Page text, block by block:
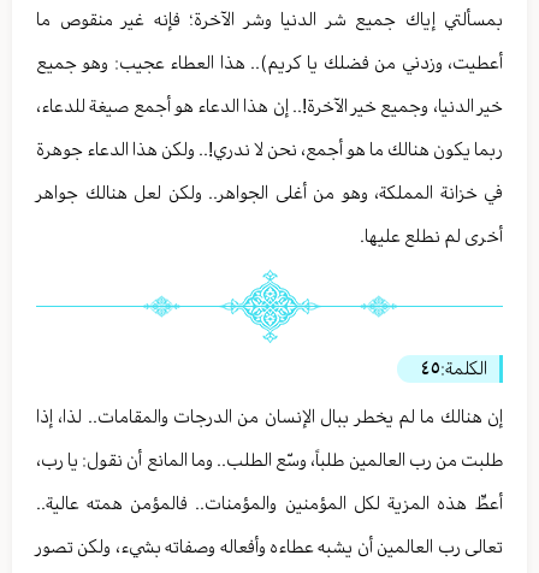
بمسألتي إياك جميع شر الدنيا وشر الآخرة؛ فإنه غير منقوص ما
أعطيت، وزدني من فضلك يا كريم).. هذا العطاء عجيب: وهو جميع
خير الدنيا، وجميع خير الآخرة!.. إن هذا الدعاء هو أجمع صيغة للدعاء،
ربما يكون هنالك ما هو أجمع، نحن لا ندري!.. ولكن هذا الدعاء جوهرة
في خزانة المملكة، وهو من أغلى الجواهر.. ولكن لعل هنالك جواهر
أخرى لم نطلع عليها.
الكلمة:٤٥
إن هنالك ما لم يخطر ببال الإنسان من الدرجات والمقامات.. لذا، إذا
طلبت من رب العالمين طلباً، وسّع الطلب.. وما المانع أن نقول: يا رب،
أعطِّ هذه المزية لكل المؤمنين والمؤمنات.. فالمؤمن همته عالية..
تعالى رب العالمين أن يشبه عطاءه وأفعاله وصفاته بشيء، ولكن تصور